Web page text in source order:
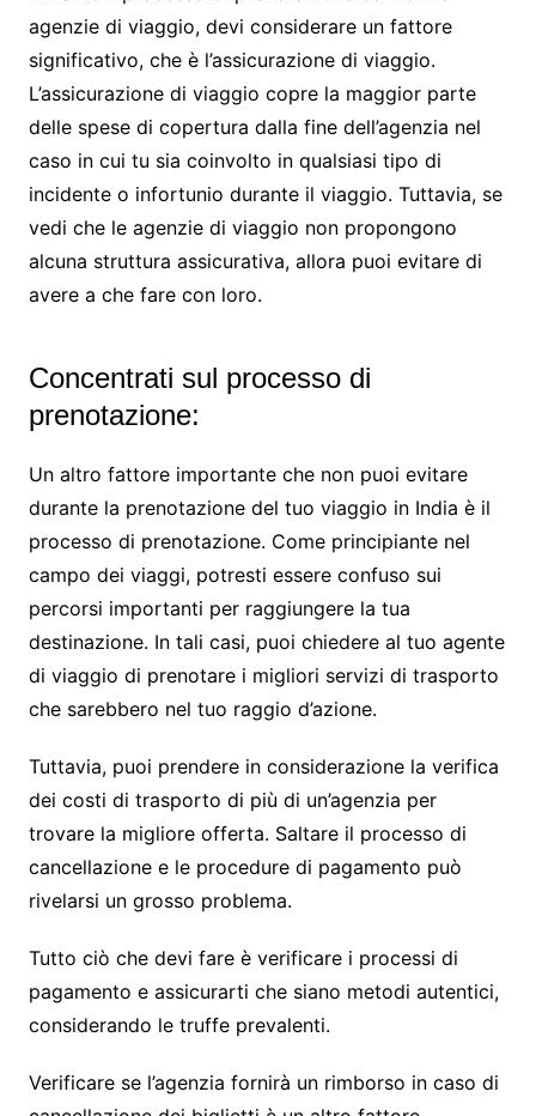
agenzie di viaggio, devi considerare un fattore
significativo, che è l’assicurazione di viaggio.
L’assicurazione di viaggio copre la maggior parte
delle spese di copertura dalla fine dell’agenzia nel
caso in cui tu sia coinvolto in qualsiasi tipo di
incidente o infortunio durante il viaggio. Tuttavia, se
vedi che le agenzie di viaggio non propongono
alcuna struttura assicurativa, allora puoi evitare di
avere a che fare con loro.
Concentrati sul processo di
prenotazione:
Un altro fattore importante che non puoi evitare
durante la prenotazione del tuo viaggio in India è il
processo di prenotazione. Come principiante nel
campo dei viaggi, potresti essere confuso sui
percorsi importanti per raggiungere la tua
destinazione. In tali casi, puoi chiedere al tuo agente
di viaggio di prenotare i migliori servizi di trasporto
che sarebbero nel tuo raggio d’azione.
Tuttavia, puoi prendere in considerazione la verifica
dei costi di trasporto di più di un’agenzia per
trovare la migliore offerta. Saltare il processo di
cancellazione e le procedure di pagamento può
rivelarsi un grosso problema.
Tutto ciò che devi fare è verificare i processi di
pagamento e assicurarti che siano metodi autentici,
considerando le truffe prevalenti.
Verificare se l’agenzia fornirà un rimborso in caso di